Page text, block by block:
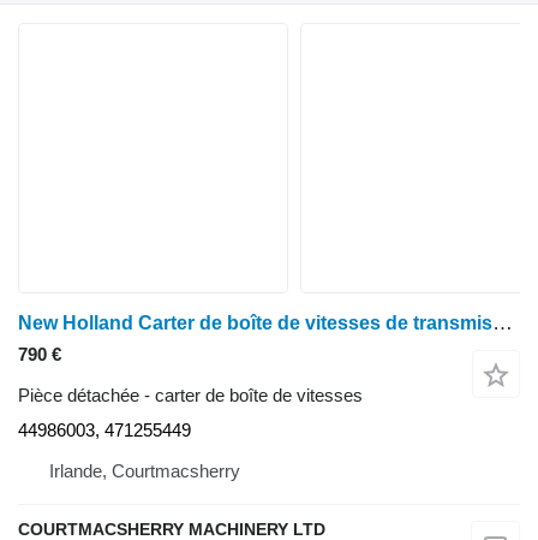
New Holland Carter de boîte de vitesses de transmission Tm120 44986003, 471255449 pour tracteur à roues
790 €
Pièce détachée - carter de boîte de vitesses
44986003, 471255449
Irlande, Courtmacsherry
COURTMACSHERRY MACHINERY LTD